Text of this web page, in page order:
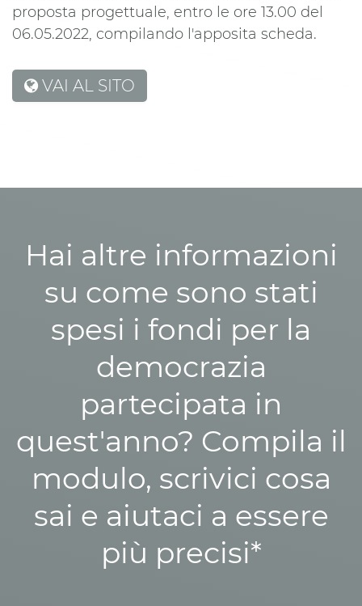
proposta progettuale, entro le ore 13.00 del
06.05.2022, compilando l'apposita scheda.
VAI AL SITO
Hai altre informazioni
su come sono stati
spesi i fondi per la
democrazia
partecipata in
quest'anno? Compila il
modulo, scrivici cosa
sai e aiutaci a essere
più precisi*